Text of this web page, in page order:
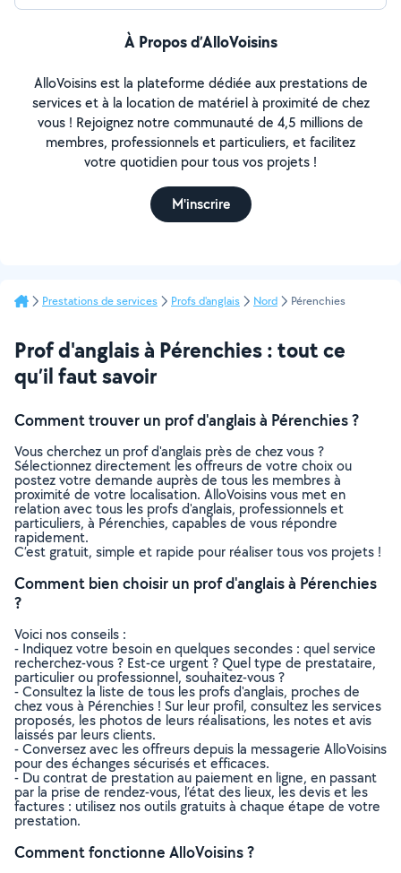
À Propos d’AlloVoisins
AlloVoisins est la plateforme dédiée aux prestations de
services et à la location de matériel à proximité de chez
vous ! Rejoignez notre communauté de 4,5 millions de
membres, professionnels et particuliers, et facilitez
votre quotidien pour tous vos projets !
M'inscrire
Prestations de services Profs d'anglais Nord Pérenchies
Prof d'anglais à Pérenchies : tout ce
qu’il faut savoir
Comment trouver un prof d'anglais à Pérenchies ?
Vous cherchez un prof d'anglais près de chez vous ?
Sélectionnez directement les offreurs de votre choix ou
postez votre demande auprès de tous les membres à
proximité de votre localisation. AlloVoisins vous met en
relation avec tous les profs d'anglais, professionnels et
particuliers, à Pérenchies, capables de vous répondre
rapidement.
C’est gratuit, simple et rapide pour réaliser tous vos projets !
Comment bien choisir un prof d'anglais à Pérenchies
?
Voici nos conseils :
- Indiquez votre besoin en quelques secondes : quel service
recherchez-vous ? Est-ce urgent ? Quel type de prestataire,
particulier ou professionnel, souhaitez-vous ?
- Consultez la liste de tous les profs d'anglais, proches de
chez vous à Pérenchies ! Sur leur profil, consultez les services
proposés, les photos de leurs réalisations, les notes et avis
laissés par leurs clients.
- Conversez avec les offreurs depuis la messagerie AlloVoisins
pour des échanges sécurisés et efficaces.
- Du contrat de prestation au paiement en ligne, en passant
par la prise de rendez-vous, l’état des lieux, les devis et les
factures : utilisez nos outils gratuits à chaque étape de votre
prestation.
Comment fonctionne AlloVoisins ?